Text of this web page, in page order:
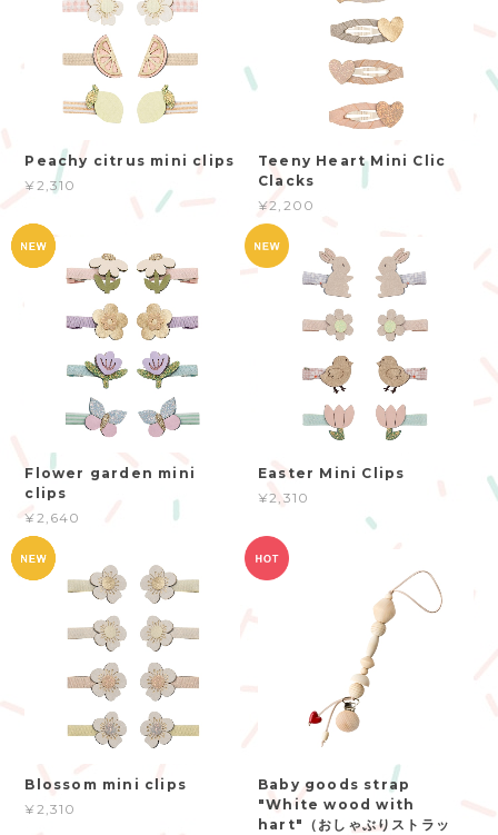
Peachy citrus mini clips
¥2,310
Teeny Heart Mini Clic
Clacks
¥2,200
Flower garden mini
clips
¥2,640
Easter Mini Clips
¥2,310
Blossom mini clips
¥2,310
Baby goods strap
"White wood with
hart"（おしゃぶりストラッ